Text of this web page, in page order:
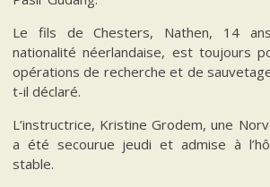
Le fils de Chesters, Nathen, 14
nationalité néerlandaise, est toujours
opérations de recherche et de
t-il déclaré.
L’instructrice, Kristine Grodem, une
a été secourue jeudi et admise à
stable.